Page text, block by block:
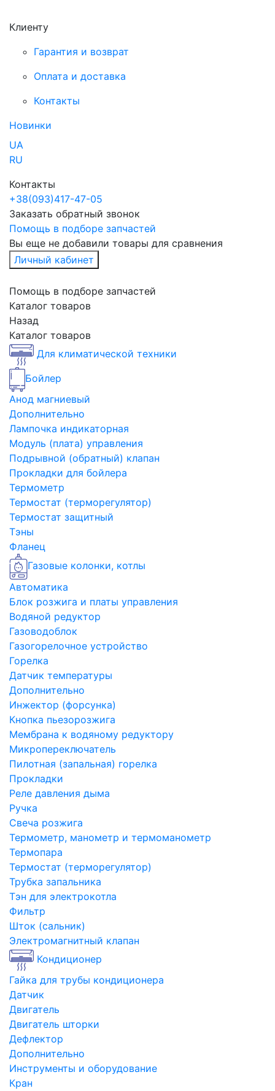
Клиенту
Гарантия и возврат
Оплата и доставка
Контакты
Новинки
UA
RU
Контакты
+38(093)417-47-05
Заказать обратный звонок
Помощь в подборе запчастей
Вы еще не добавили товары для сравнения
Личный кабинет
Помощь в подборе запчастей
Каталог товаров
Назад
Каталог товаров
Для климатической техники
Бойлер
Анод магниевый
Дополнительно
Лампочка индикаторная
Модуль (плата) управления
Подрывной (обратный) клапан
Прокладки для бойлера
Термометр
Термостат (терморегулятор)
Термостат защитный
Тэны
Фланец
Газовые колонки, котлы
Автоматика
Блок розжига и платы управления
Водяной редуктор
Газоводоблок
Газогорелочное устройство
Горелка
Датчик температуры
Дополнительно
Инжектор (форсунка)
Кнопка пьезорозжига
Мембрана к водяному редуктору
Микропереключатель
Пилотная (запальная) горелка
Прокладки
Реле давления дыма
Ручка
Свеча розжига
Термометр, манометр и термоманометр
Термопара
Термостат (терморегулятор)
Трубка запальника
Тэн для электрокотла
Фильтр
Шток (сальник)
Электромагнитный клапан
Кондиционер
Гайка для трубы кондиционера
Датчик
Двигатель
Двигатель шторки
Дефлектор
Дополнительно
Инструменты и оборудование
Кран